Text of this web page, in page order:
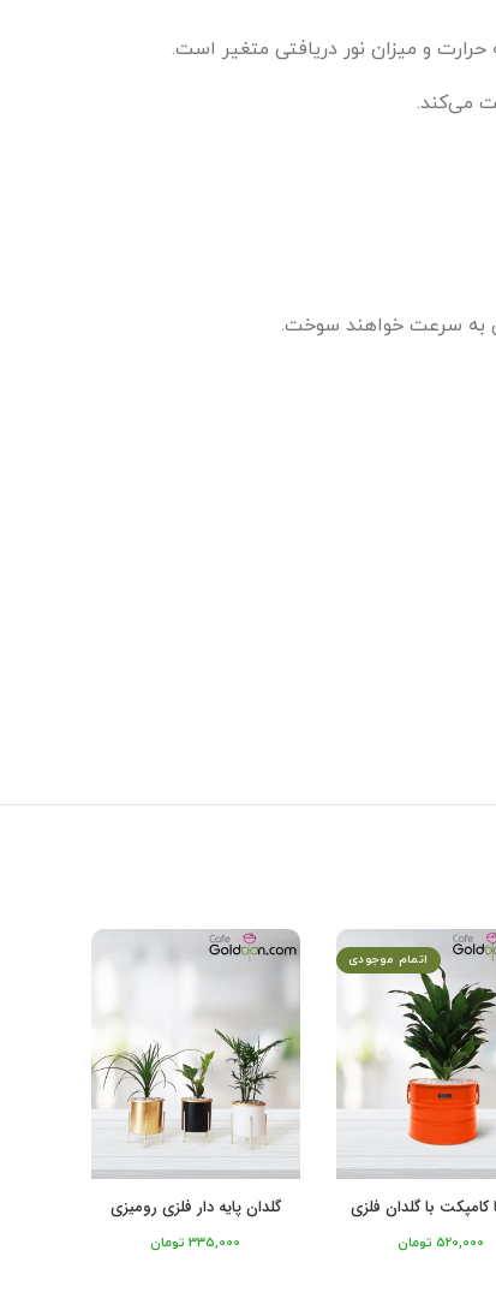
و میزان نور دریافتی متغیر است.
می‌کند.
به سرعت خواهند سوخت.
اتمام موجودی
کامپکت با گلدان فلزی
520,000 تومان
گلدان پایه دار فلزی رومیزی
335,000 تومان